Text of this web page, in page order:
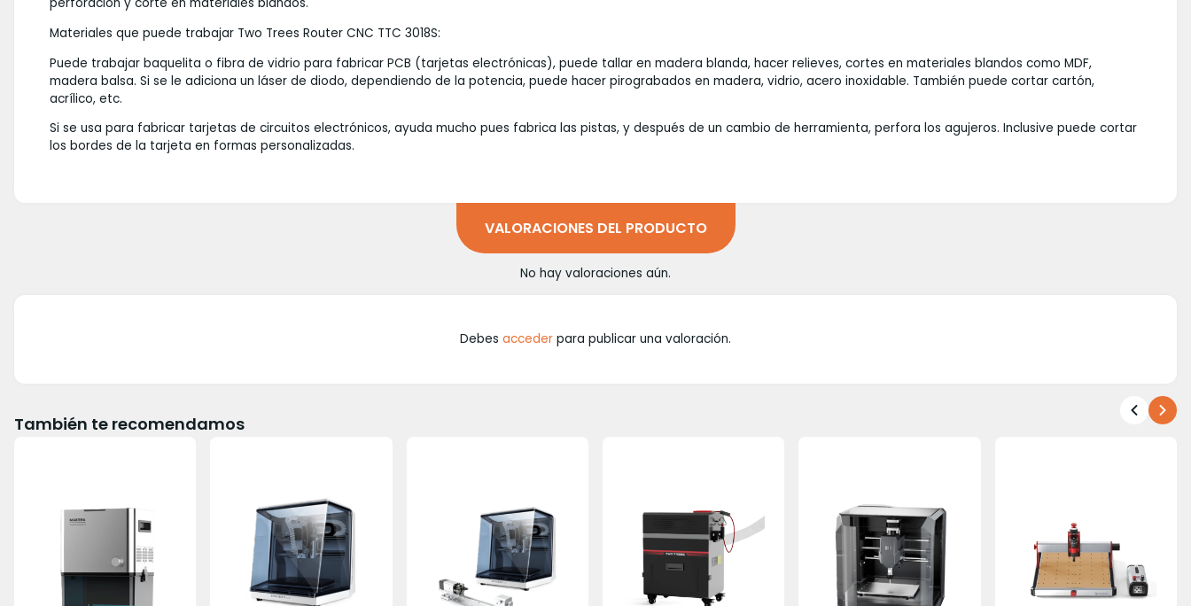
perforación y corte en materiales blandos.
Materiales que puede trabajar Two Trees Router CNC TTC 3018S:
Puede trabajar baquelita o fibra de vidrio para fabricar PCB (tarjetas electrónicas), puede tallar en madera blanda, hacer relieves, cortes en materiales blandos como MDF,
madera balsa. Si se le adiciona un láser de diodo, dependiendo de la potencia, puede hacer pirograbados en madera, vidrio, acero inoxidable. También puede cortar cartón,
acrílico, etc.
Si se usa para fabricar tarjetas de circuitos electrónicos, ayuda mucho pues fabrica las pistas, y después de un cambio de herramienta, perfora los agujeros. Inclusive puede cortar
los bordes de la tarjeta en formas personalizadas.
VALORACIONES DEL PRODUCTO
No hay valoraciones aún.
Debes acceder para publicar una valoración.
También te recomendamos